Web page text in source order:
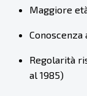
Maggiore
Conoscenza
Regolarità
al 1985)